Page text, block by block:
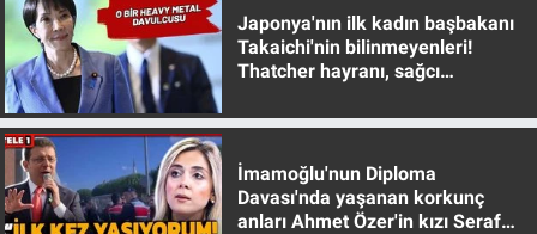
Japonya'nın ilk kadın başbakanı
Takaichi'nin bilinmeyenleri!
Thatcher hayranı, sağcı
İmamoğlu'nun Diploma
Davası'nda yaşanan korkunç
anları Ahmet Özer'in kızı Seraf